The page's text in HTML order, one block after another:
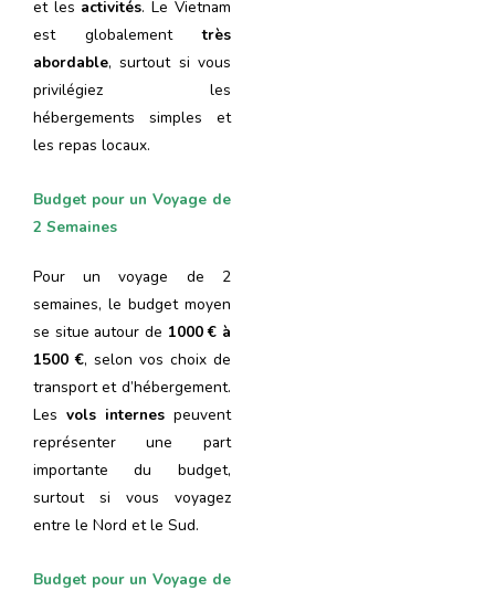
et les activités. Le Vietnam
est globalementtrès
abordable, surtout si vous
privilégiez les
hébergements simples et
les repas locaux.
Budget pour un Voyage de
2 Semaines
Pour un voyage de 2
semaines, le budget moyen
se situe autour de 1000 € à
1500 €, selon vos choix de
transport et d’hébergement.
Les vols internespeuvent
représenter une part
importante du budget,
surtout si vous voyagez
entre le Nord et le Sud.
Budget pour un Voyage de